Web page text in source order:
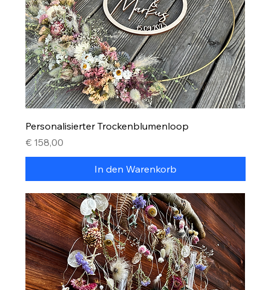
Personalisierter Trockenblumenloop
Preis
€ 158,00
In den Warenkorb